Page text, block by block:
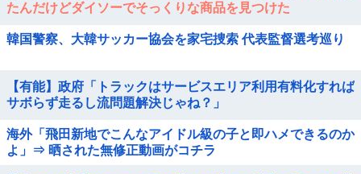
たんだけどダイソーでそっくりな商品を見つけた
韓国警察、大韓サッカー協会を家宅捜索 代表監督選考巡り
【有能】政府「トラックはサービスエリア利用有料化すれば
サボらず走るし流問題解決じゃね？」
海外「飛田新地でこんなアイドル級の子と即ハメできるのか
よ」⇒ 晒された無修正動画がコチラ